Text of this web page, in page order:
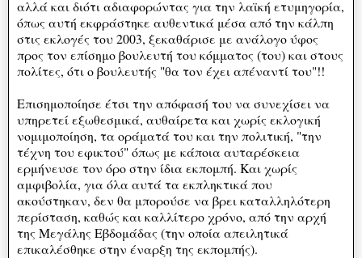
αλλά και διότι αδιαφορώντας για την λαϊκή ετυμηγορία,
όπως αυτή εκφράστηκε αυθεντικά μέσα από την κάλπη
στις εκλογές του 2003, ξεκαθάρισε με ανάλογο ύφος
προς τον επίσημο βουλευτή του κόμματος (του) και στους
πολίτες, ότι ο βουλευτής "θα τον έχει απέναντί του"!!
Επισημοποίησε έτσι την απόφασή του να συνεχίσει να
υπηρετεί εξωθεσμικά, αυθαίρετα και χωρίς εκλογική
νομιμοποίηση, τα οράματά του και την πολιτική, "την
τέχνη του εφικτού" όπως με κάποια αυταρέσκεια
ερμήνευσε τον όρο στην ίδια εκπομπή. Και χωρίς
αμφιβολία, για όλα αυτά τα εκπληκτικά που
ακούστηκαν, δεν θα μπορούσε να βρει καταλληλότερη
περίσταση, καθώς και καλλίτερο χρόνο, από την αρχή
της Μεγάλης Εβδομάδας (την οποία απειλητικά
επικαλέσθηκε στην έναρξη της εκπομπής).